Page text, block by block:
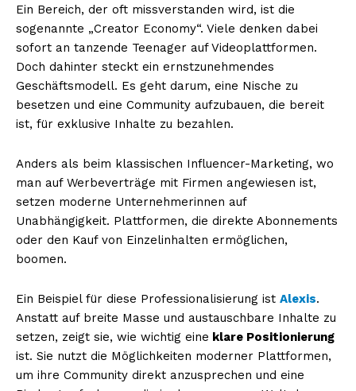
Ein Bereich, der oft missverstanden wird, ist die
sogenannte „Creator Economy“. Viele denken dabei
sofort an tanzende Teenager auf Videoplattformen.
Doch dahinter steckt ein ernstzunehmendes
Geschäftsmodell. Es geht darum, eine Nische zu
besetzen und eine Community aufzubauen, die bereit
ist, für exklusive Inhalte zu bezahlen.
Anders als beim klassischen Influencer-Marketing, wo
man auf Werbeverträge mit Firmen angewiesen ist,
setzen moderne Unternehmerinnen auf
Unabhängigkeit. Plattformen, die direkte Abonnements
oder den Kauf von Einzelinhalten ermöglichen,
boomen.
Ein Beispiel für diese Professionalisierung ist Alexis.
Anstatt auf breite Masse und austauschbare Inhalte zu
setzen, zeigt sie, wie wichtig eine klare Positionierung
ist. Sie nutzt die Möglichkeiten moderner Plattformen,
um ihre Community direkt anzusprechen und eine